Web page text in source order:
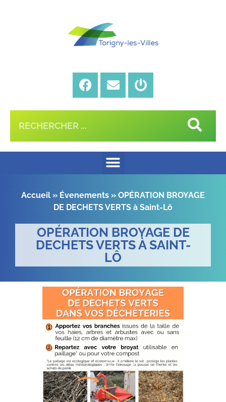
Accueil » Évenements » OPÉRATION BROYAGE
DE DECHETS VERTS à Saint-Lô
OPÉRATION BROYAGE DE
DECHETS VERTS À SAINT-
LÔ